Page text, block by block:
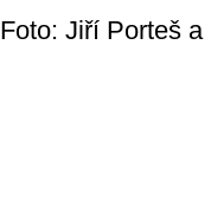
Foto: Jiří Porteš